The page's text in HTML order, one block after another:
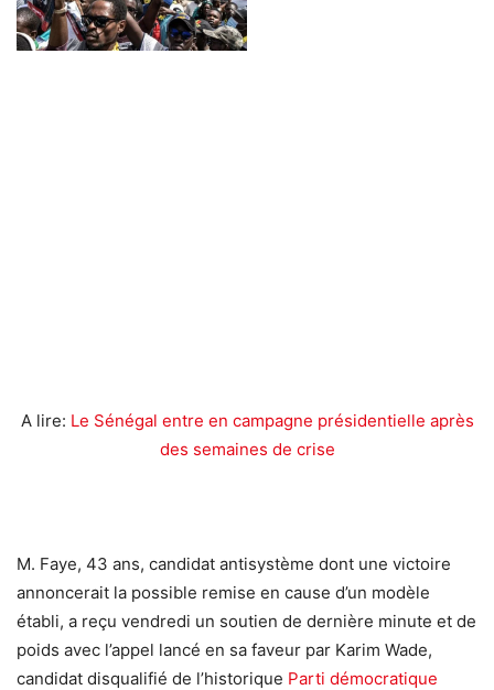
A lire: Le Sénégal entre en campagne présidentielle après
des semaines de crise
M. Faye, 43 ans, candidat antisystème dont une victoire
annoncerait la possible remise en cause d’un modèle
établi, a reçu vendredi un soutien de dernière minute et de
poids avec l’appel lancé en sa faveur par Karim Wade,
candidat disqualifié de l’historique Parti démocratique